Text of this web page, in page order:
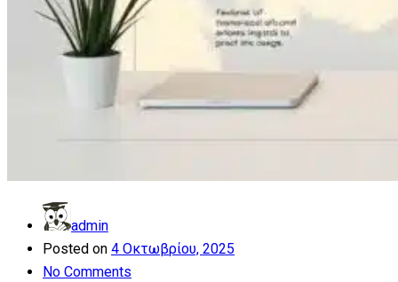
admin
Posted on 4 Οκτωβρίου, 2025
No Comments